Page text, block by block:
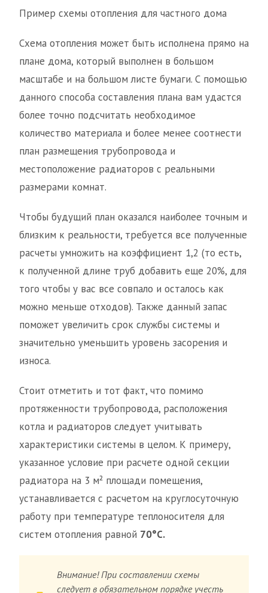
Пример схемы отопления для частного дома
Схема отопления может быть исполнена прямо на
плане дома, который выполнен в большом
масштабе и на большом листе бумаги. С помощью
данного способа составления плана вам удастся
более точно подсчитать необходимое
количество материала и более менее соотнести
план размещения трубопровода и
местоположение радиаторов с реальными
размерами комнат.
Чтобы будущий план оказался наиболее точным и
близким к реальности, требуется все полученные
расчеты умножить на коэффициент 1,2 (то есть,
к полученной длине труб добавить еще 20%, для
того чтобы у вас все совпало и осталось как
можно меньше отходов). Также данный запас
поможет увеличить срок службы системы и
значительно уменьшить уровень засорения и
износа.
Стоит отметить и тот факт, что помимо
протяженности трубопровода, расположения
котла и радиаторов следует учитывать
характеристики системы в целом. К примеру,
указанное условие при расчете одной секции
радиатора на 3 м² площади помещения,
устанавливается с расчетом на круглосуточную
работу при температуре теплоносителя для
систем отопления равной 70°С.
Внимание! При составлении схемы
следует в обязательном порядке учесть